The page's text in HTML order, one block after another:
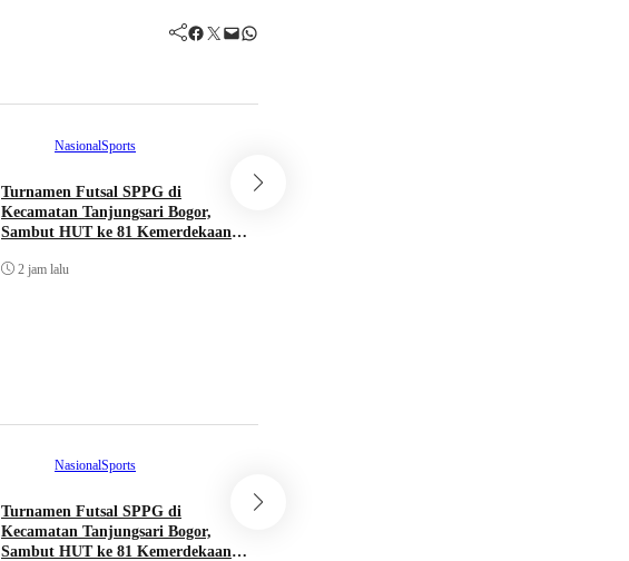
Facebook Twitter Mail WhatsApp
NasionalSports
Turnamen Futsal SPPG di
Kecamatan Tanjungsari Bogor,
Sambut HUT ke 81 Kemerdekaan
2 jam lalu
NasionalSports
Turnamen Futsal SPPG di
Kecamatan Tanjungsari Bogor,
Sambut HUT ke 81 Kemerdekaan